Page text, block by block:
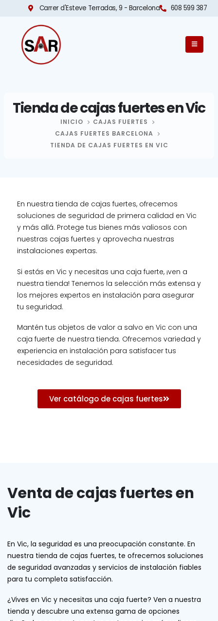
Carrer d'Esteve Terradas, 9 - Barcelona​ 608 599 387
Tienda de cajas fuertes en Vic
INICIO
CAJAS FUERTES
CAJAS FUERTES BARCELONA
TIENDA DE CAJAS FUERTES EN VIC
En nuestra tienda de cajas fuertes, ofrecemos
soluciones de seguridad de primera calidad en Vic
y más allá. Protege tus bienes más valiosos con
nuestras cajas fuertes y aprovecha nuestras
instalaciones expertas.
Si estás en Vic y necesitas una caja fuerte, ¡ven a
nuestra tienda! Tenemos la selección más extensa y
los mejores expertos en instalación para asegurar
tu seguridad.
Mantén tus objetos de valor a salvo en Vic con una
caja fuerte de nuestra tienda. Ofrecemos variedad y
experiencia en instalación para satisfacer tus
necesidades de seguridad.
Ver catálogo de cajas fuertes
Venta de cajas fuertes en
Vic
En Vic, la seguridad es una preocupación constante. En
nuestra tienda de cajas fuertes, te ofrecemos soluciones
de seguridad avanzadas y servicios de instalación fiables
para tu completa satisfacción.
¿Vives en Vic y necesitas una caja fuerte? Ven a nuestra
tienda y descubre una extensa gama de opciones